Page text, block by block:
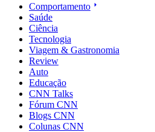
Comportamento
Saúde
Ciência
Tecnologia
Viagem & Gastronomia
Review
Auto
Educação
CNN Talks
Fórum CNN
Blogs CNN
Colunas CNN